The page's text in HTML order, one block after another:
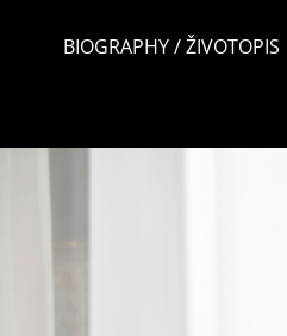
BIOGRAPHY / ŽIVOTOPIS